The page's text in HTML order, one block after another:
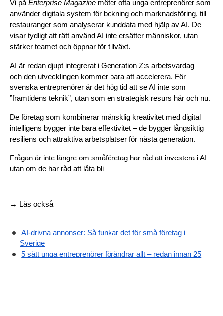
Vi på Enterprise Magazine möter ofta unga entreprenörer som
använder digitala system för bokning och marknadsföring, till
restauranger som analyserar kunddata med hjälp av AI. De
visar tydligt att rätt använd AI inte ersätter människor, utan
stärker teamet och öppnar för tillväxt.
AI är redan djupt integrerat i Generation Z:s arbetsvardag –
och den utvecklingen kommer bara att accelerera. För
svenska entreprenörer är det hög tid att se AI inte som
”framtidens teknik”, utan som en strategisk resurs här och nu.
De företag som kombinerar mänsklig kreativitet med digital
intelligens bygger inte bara effektivitet – de bygger långsiktig
resiliens och attraktiva arbetsplatser för nästa generation.
Frågan är inte längre om småföretag har råd att investera i AI –
utan om de har råd att låta bli
→ Läs också
AI-drivna annonser: Så funkar det för små företag i
Sverige
5 sätt unga entreprenörer förändrar allt – redan innan 25